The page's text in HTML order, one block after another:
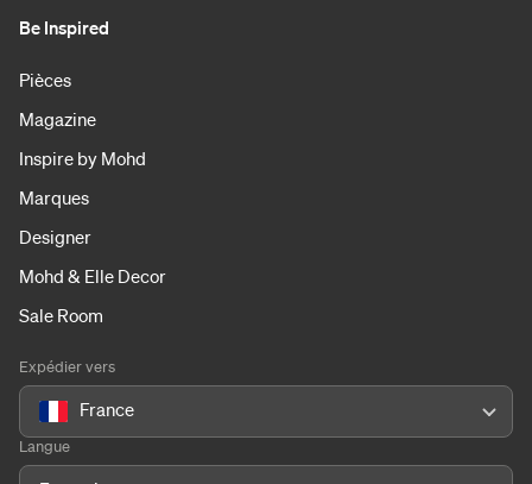
Be Inspired
Pièces
Magazine
Inspire by Mohd
Marques
Designer
Mohd & Elle Decor
Sale Room
Expédier vers
France
Langue